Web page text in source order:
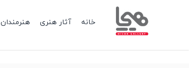
خانه آثار هنری هنرمندان